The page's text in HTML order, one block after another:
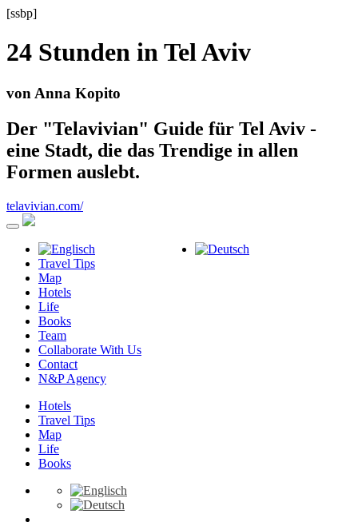
[ssbp]
24 Stunden inTel Aviv
von Anna Kopito
Der "Telavivian" Guide für Tel Aviv -
eine Stadt, die das Trendige in allen
Formen auslebt.
telavivian.com/
Travel Tips
Map
Hotels
Life
Books
Team
Collaborate With Us
Contact
N&P Agency
Hotels
Travel Tips
Map
Life
Books